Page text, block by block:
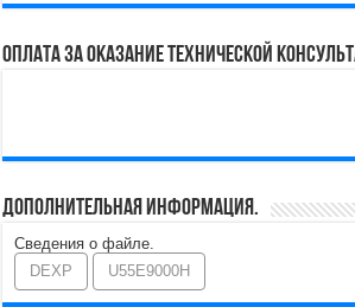
Оплата за оказание технической
Дополнительная информация.
Сведения о файле.
DEXP
U55E9000H